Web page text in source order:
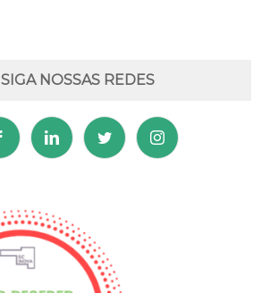
SIGA NOSSAS REDES